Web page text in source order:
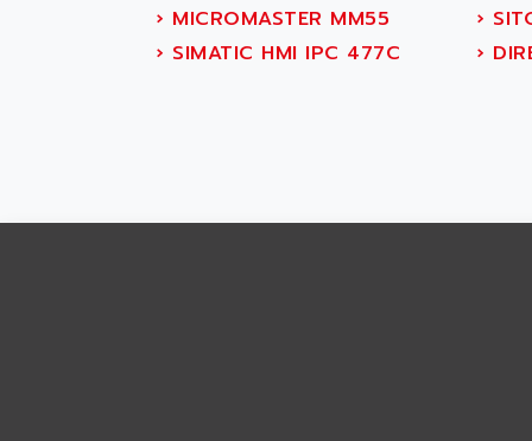
ABUS ELECTRONIC
AC
ACBEL
› MICROMASTER MM55 ›
› SIMATIC HMI IPC 477C ›